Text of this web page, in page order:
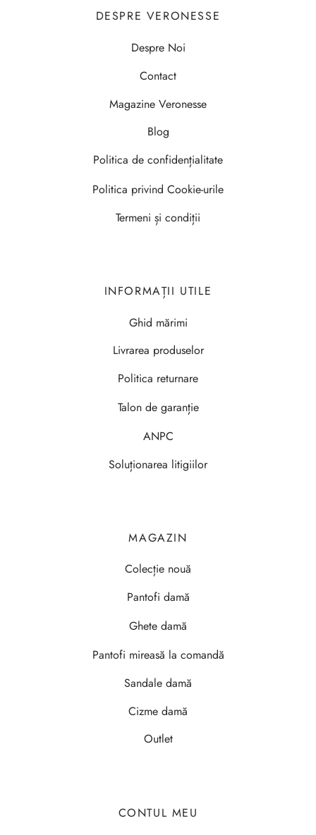
DESPRE VERONESSE
Despre Noi
Contact
Magazine Veronesse
Blog
Politica de confidențialitate
Politica privind Cookie-urile
Termeni și condiții
INFORMAȚII UTILE
Ghid mărimi
Livrarea produselor
Politica returnare
Talon de garanție
ANPC
Soluționarea litigiilor
MAGAZIN
Colecție nouă
Pantofi damă
Ghete damă
Pantofi mireasă la comandă
Sandale damă
Cizme damă
Outlet
CONTUL MEU